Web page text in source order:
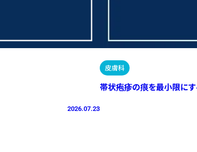
2026.07.23
皮膚科
帯状疱疹の痕を最小限にす